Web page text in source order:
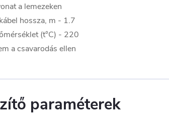
a lemezeken
hossza, m - 1.7
(t°C) - 220
a csavarodás ellen
paraméterek